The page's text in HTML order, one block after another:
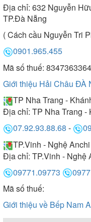
Địa chỉ: 632 Nguyễn
TP.Đà Nẵng
( Cách cầu Nguyễn Tri
0901.965.455
Mã số thuế:
Giới thiệu Hải Châu ĐÀ
TP Nha Trang -
Địa chỉ: TP Nha Trang -
07.92.93.88.68 -
TP.Vinh - Nghệ An
Địa chỉ: TP.Vinh - Nghệ
09771.09773
Mã số thuế:
Giới thiệu về Bếp Nam